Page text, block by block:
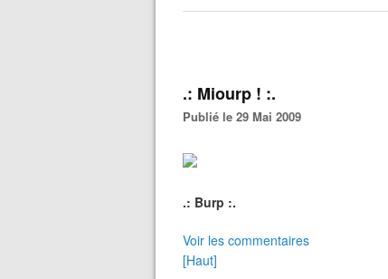
.: Miourp ! :.
Publié le 29 Mai 2009
.: Burp :.
Voir les commentaires
[Haut]